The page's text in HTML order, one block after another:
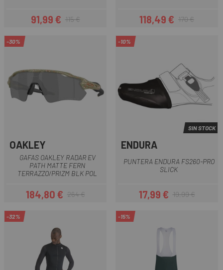
Precio
91,99 €Precio regular
115 €
Precio
118,49 €Precio regular
170 €
-30%
OAKLEY
GAFAS OAKLEY RADAR EV
PATH MATTE FERN
TERRAZZO/PRIZM BLK POL
Precio
184,80 €Precio regular
264 €
-10%
SIN STOCK
ENDURA
PUNTERA ENDURA FS260-PRO
SLICK
Precio
17,99 €Precio regular
19,99 €
-32% -15%